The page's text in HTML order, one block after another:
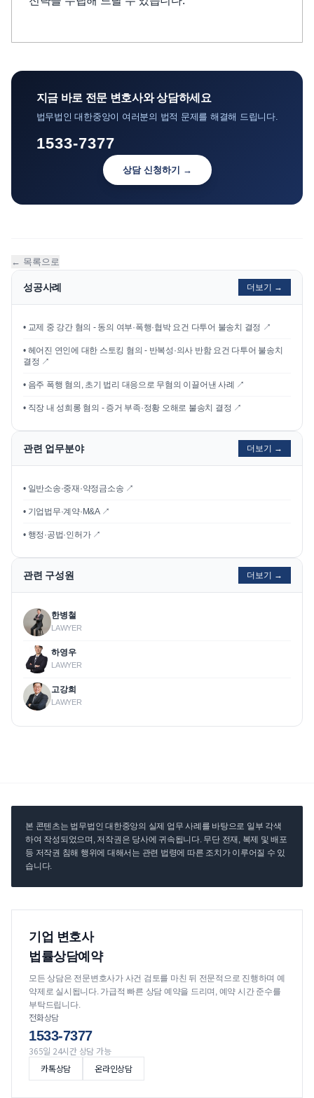
지금 바로 전문 변호사와 상담하세요
법무법인 대한중앙이 여러분의 법적 문제를 해결해 드립니다.
1533-7377
상담 신청하기 →
← 목록으로
성공사례 더보기 →
• 교제 중 강간 혐의 - 동의 여부·폭행·협박 요건 다투어 불송치 결정 ↗
• 헤어진 연인에 대한 스토킹 혐의 - 반복성·의사 반함 요건 다투어 불송치
결정 ↗
• 음주 폭행 혐의, 초기 법리 대응으로 무혐의 이끌어낸 사례 ↗
• 직장 내 성희롱 혐의 - 증거 부족·정황 오해로 불송치 결정 ↗
관련 업무분야 더보기 →
• 일반소송·중재·약정금소송 ↗
• 기업법무·계약·M&A ↗
• 행정·공법·인허가 ↗
관련 구성원 더보기 →
한병철
LAWYER
하영우
LAWYER
고강희
LAWYER
본 콘텐츠는 법무법인 대한중앙의 실제 업무 사례를 바탕으로 일부 각색
하여 작성되었으며, 저작권은 당사에 귀속됩니다. 무단 전재, 복제 및 배포
등 저작권 침해 행위에 대해서는 관련 법령에 따른 조치가 이루어질 수 있
습니다.
기업 변호사
법률상담예약
모든 상담은 전문변호사가 사건 검토를 마친 뒤 전문적으로 진행하며 예
약제로 실시됩니다. 가급적 빠른 상담 예약을 드리며, 예약 시간 준수를
부탁드립니다.
전화상담
1533-7377
365일 24시간 상담 가능
카톡상담
온라인상담